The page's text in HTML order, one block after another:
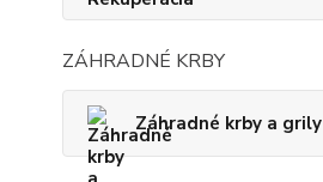
ZÁHRADNÉ KRBY
Záhradné krby a grily